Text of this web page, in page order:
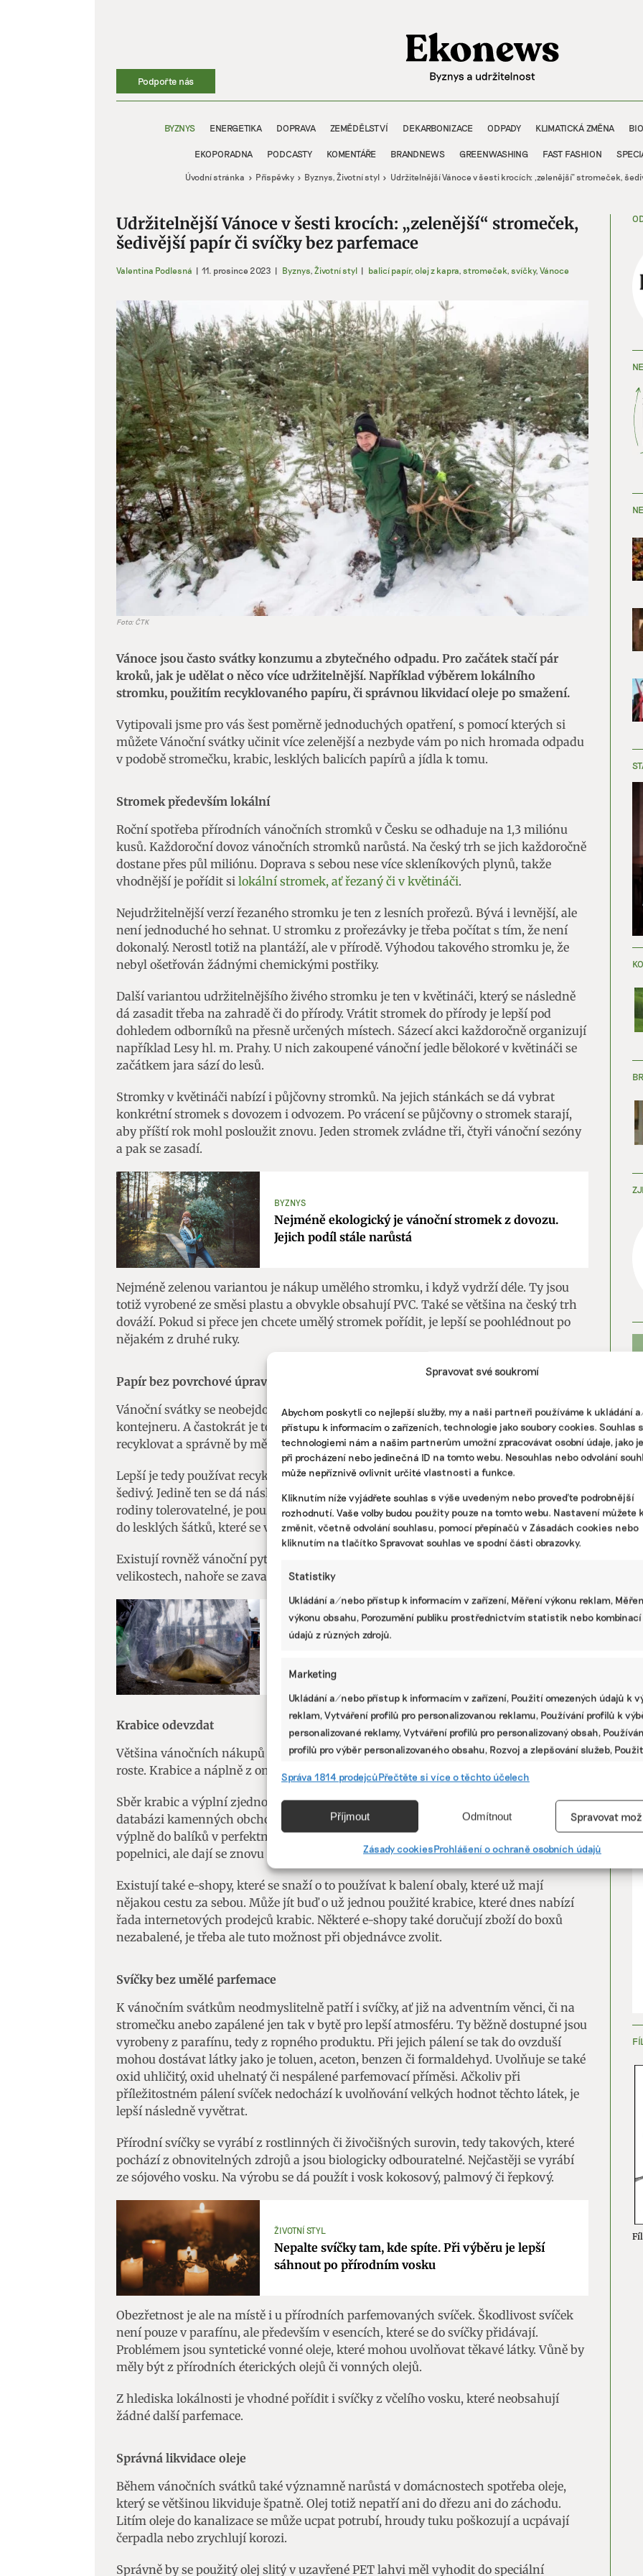
Spravovat své soukromí
Abychom poskytli co nejlepší služby, my a naši partneři používáme k ukládání
přístupu k informacím o zařízeních, technologie jako soubory cookies. Souhlas
technologiemi nám a našim partnerům umožní zpracovávat osobní údaje, jako
při procházení nebo jedinečná ID na tomto webu. Nesouhlas nebo odvolání
může nepříznivě ovlivnit určité vlastnosti a funkce.
Kliknutím níže vyjádřete souhlas s výše uvedeným nebo proveďte podrobnější
rozhodnutí. Vaše volby budou použity pouze na tomto webu. Nastavení můžete
změnit, včetně odvolání souhlasu, pomocí přepínačů v Zásadách cookies nebo
kliknutím na tlačítko Spravovat souhlas ve spodní části obrazovky.
Statistiky
Ukládání a/nebo přístup k informacím v zařízení, Měření výkonu reklam,
výkonu obsahu, Porozumění publiku prostřednictvím statistik nebo kombinací
údajů z různých zdrojů.
Marketing
Ukládání a/nebo přístup k informacím v zařízení, Použití omezených údajů k
reklam, Vytváření profilů pro personalizovanou reklamu, Používání profilů k
personalizované reklamy, Vytváření profilů pro personalizovaný obsah,
profilů pro výběr personalizovaného obsahu, Rozvoj a zlepšování služeb,
Přiřazování a kombinování údajů z jiných zdrojů údajů, Propojení různých
zařízení, Identifikace zařízení na základě automaticky přenášených
Používání přesných údajů o zeměpisné poloze, Identifikace zařízení na
aktivně vyžádaných informací.
Správa 1814 prodejcůPřečtěte si více o těchto účelech
Příjmout Odmítnout Spravovat
Zásady cookiesProhlášení o ochraně osobních údajů
Podpořte nás
BYZNYS ENERGETIKA DOPRAVA ZEMĚDĚLSTVÍ DEKARBONIZACE ODPADY KLIMATICKÁ ZMĚNA
EKOPORADNA PODCASTY KOMENTÁŘE BRANDNEWS GREENWASHING FAST FASHION
Úvodní stránka Příspěvky Byznys Životní styl Udržitelnější Vánoce v šesti krocích: „zelenější“ stromeček,
Udržitelnější Vánoce v šesti krocích: „zelenější“ stromeček,
šedivější papír či svíčky bez parfemace
Valentina Podlesná | 11. prosince 2023 | Byznys, Životní styl | balicí papír, olej z kapra, stromeček, svíčky, Vánoce
Zobrazit
větší
obrázek
Foto: ČTK
Vánoce jsou často svátky konzumu a zbytečného odpadu. Pro začátek stačí pár
kroků, jak je udělat o něco více udržitelnější. Například výběrem lokálního
stromku, použitím recyklovaného papíru, či správnou likvidací oleje po smažení.
Vytipovali jsme pro vás šest poměrně jednoduchých opatření, s pomocí kterých si
můžete Vánoční svátky učinit více zelenější a nezbyde vám po nich hromada odpadu
v podobě stromečku, krabic, lesklých balicích papírů a jídla k tomu.
Stromek především lokální
Roční spotřeba přírodních vánočních stromků v Česku se odhaduje na 1,3 miliónu
kusů. Každoroční dovoz vánočních stromků narůstá. Na český trh se jich každoročně
dostane přes půl miliónu. Doprava s sebou nese více skleníkových plynů, takže
vhodnější je pořídit si lokální stromek, ať řezaný či v květináči.
Nejudržitelnější verzí řezaného stromku je ten z lesních prořezů. Bývá i levnější, ale
není jednoduché ho sehnat. U stromku z prořezávky je třeba počítat s tím, že není
dokonalý. Nerostl totiž na plantáží, ale v přírodě. Výhodou takového stromku je, že
nebyl ošetřován žádnými chemickými postřiky.
Další variantou udržitelnějšího živého stromku je ten v květináči, který se následně
dá zasadit třeba na zahradě či do přírody. Vrátit stromek do přírody je lepší pod
dohledem odborníků na přesně určených místech. Sázecí akci každoročně organizují
například Lesy hl. m. Prahy. U nich zakoupené vánoční jedle bělokoré v květináči se
začátkem jara sází do lesů.
Stromky v květináči nabízí i půjčovny stromků. Na jejich stánkách se dá vybrat
konkrétní stromek s dovozem i odvozem. Po vrácení se půjčovny o stromek starají,
aby příští rok mohl posloužit znovu. Jeden stromek zvládne tři, čtyři vánoční sezóny
a pak se zasadí.
BYZNYS
Nejméně ekologický je vánoční stromek z dovozu.
Jejich podíl stále narůstá
Nejméně zelenou variantou je nákup umělého stromku, i když vydrží déle. Ty jsou
totiž vyrobené ze směsi plastu a obvykle obsahují PVC. Také se většina na český trh
dováží. Pokud si přece jen chcete umělý stromek pořídit, je lepší se poohlédnout po
nějakém z druhé ruky.
Papír bez povrchové úpravy
Vánoční svátky se neobejdou bez balícího papíru, který za pár minut končí v modrém
kontejneru. A častokrát je to špatně.Lesklý, křídový či voskovaný papírse totiž nedá
recyklovat a správně by měl skončit v popelnici na směsný odpad.
Lepší je tedy používat recyklovaný balící papír, zjednodušeně řečeno ten hnědý nebo
šedivý. Jedině ten se dá následně recyklovat. Ještě lepší variantou, pokud je to v rámci
rodiny tolerovatelné, je použít zachovalý papír od minula, anebo zabalit dárky třeba
do lesklých šátků, které se vám bez užitku válí ve skříni.
Existují rovněž vánoční pytlíčky, které jsou znovupoužitelné. Prodávají se v různých
velikostech, nahoře se zavazují na šňůrku a vydrží roky.
ZEMĚDĚLSTVÍ, ŽIVOTNÍ STYL
Krabice odevzdat
Většina vánočních nákupů dnes již probíhá online a spotřeba balícího materiálu
roste. Krabice a náplně z online objednávek lze ale odevzdat k dalšímu použití.
Sběr krabic a výplní zjednodušuje například aplikace Kam s ním?, která nabízí
databázi kamenných obchodů, které o balící materiál mají zájem. Použité krabice a
výplně do balíků v perfektním stavu tak nemusí po jednom použití končit v
popelnici, ale dají se znovu využít.
Existují také e-shopy, které se snaží o to používat k balení obaly, které už mají
nějakou cestu za sebou. Může jít buď o už jednou použité krabice, které dnes nabízí
řada internetových prodejců krabic. Některé e-shopy také doručují zboží do boxů
nezabalené, je třeba ale tuto možnost při objednávce zvolit.
Svíčky bez umělé parfemace
K vánočním svátkům neodmyslitelně patří i svíčky, ať již na adventním věnci, či na
stromečku anebo zapálené jen tak v bytě pro lepší atmosféru. Ty běžně dostupné jsou
vyrobeny z parafínu, tedy z ropného produktu. Při jejich pálení se tak do ovzduší
mohou dostávat látky jako je toluen, aceton, benzen či formaldehyd. Uvolňuje se také
oxid uhličitý, oxid uhelnatý či nespálené parfemovací příměsi. Ačkoliv při
příležitostném pálení svíček nedochází k uvolňování velkých hodnot těchto látek, je
lepší následně vyvětrat.
Přírodní svíčky se vyrábí z rostlinných či živočišných surovin, tedy takových, které
pochází z obnovitelných zdrojů a jsou biologicky odbouratelné. Nejčastěji se vyrábí
ze sójového vosku. Na výrobu se dá použít i vosk kokosový, palmový či řepkový.
ŽIVOTNÍ STYL
Nepalte svíčky tam, kde spíte. Při výběru je lepší
sáhnout po přírodním vosku
Obezřetnost je ale na místě i u přírodních parfemovaných svíček. Škodlivost svíček
není pouze v parafínu, ale především v esencích, které se do svíčky přidávají.
Problémem jsou syntetické vonné oleje, které mohou uvolňovat těkavé látky. Vůně by
měly být z přírodních éterických olejů či vonných olejů.
Z hlediska lokálnosti je vhodné pořídit i svíčky z včelího vosku, které neobsahují
žádné další parfemace.
Správná likvidace oleje
Během vánočních svátků také významně narůstá v domácnostech spotřeba oleje,
který se většinou likviduje špatně. Olej totiž nepatří ani do dřezu ani do záchodu.
Litím oleje do kanalizace se může ucpat potrubí, hroudy tuku poškozují a ucpávají
čerpadla nebo zrychlují korozi.
Správně by se použitý olej slitý v uzavřené PET lahvi měl vyhodit do speciální